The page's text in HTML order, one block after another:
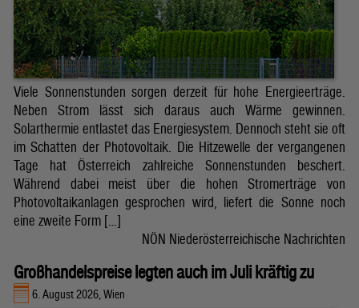
Viele Sonnenstunden sorgen derzeit für hohe Energieerträge.
Neben Strom lässt sich daraus auch Wärme gewinnen.
Solarthermie entlastet das Energiesystem. Dennoch steht sie oft
im Schatten der Photovoltaik. Die Hitzewelle der vergangenen
Tage hat Österreich zahlreiche Sonnenstunden beschert.
Während dabei meist über die hohen Stromerträge von
Photovoltaikanlagen gesprochen wird, liefert die Sonne noch
eine zweite Form […]
NÖN Niederösterreichische Nachrichten
Großhandelspreise legten auch im Juli kräftig zu
6. August 2026, Wien